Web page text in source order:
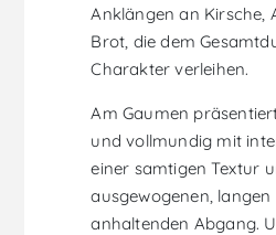
Anklängen an Kirsche,
Brot, die dem
Charakter verleihen.
Am Gaumen
und vollmundig mit
einer samtigen Textur
ausgewogenen, langen
anhaltenden Abgang.